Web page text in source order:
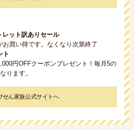
レット訳ありセール
買い得です。なくなり次第終了
ト
円OFFクーポンプレゼント！毎月5の
ります。
せん家族公式サイトへ